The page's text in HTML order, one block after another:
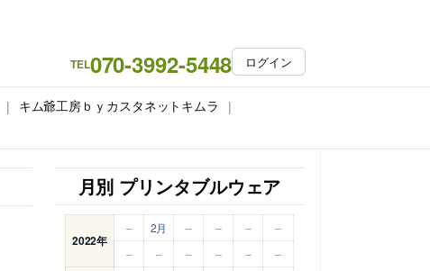
TEL070-3992-5448 ログイン
キム爺工房ｂｙカスタネットキムラ
月別 プリンタブルウェア
2022年
– 2月 – – –
–
–
– – – – –